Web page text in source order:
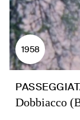
1958
Dobbiacco